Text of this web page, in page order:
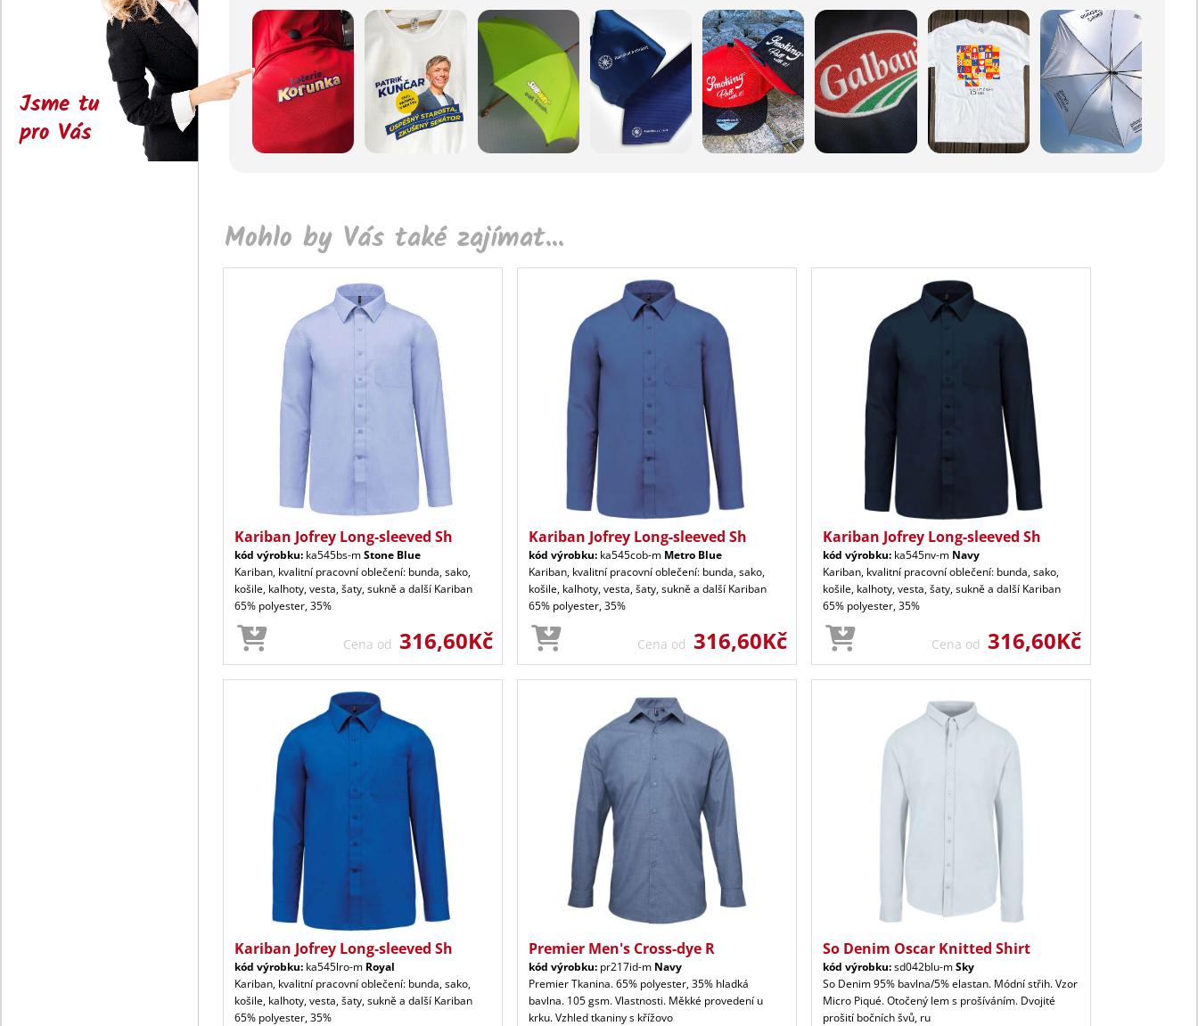
Jsme tu
pro Vás
Mohlo by Vás také zajímat...
Kariban Jofrey Long-sleeved Sh
kód výrobku: ka545bs-mStone Blue
Kariban, kvalitní pracovní oblečení: bunda, sako,
košile, kalhoty, vesta, šaty, sukně a další Kariban
65% polyester, 35%
Cena od 316,60Kč
Kariban Jofrey Long-sleeved Sh
kód výrobku: ka545cob-m Metro Blue
Kariban, kvalitní pracovní oblečení: bunda, sako,
košile, kalhoty, vesta, šaty, sukně a další Kariban
65% polyester, 35%
Cena od 316,60Kč
Kariban Jofrey Long-sleeved Sh
kód výrobku: ka545nv-m Navy
Kariban, kvalitní pracovní oblečení: bunda, sako,
košile, kalhoty, vesta, šaty, sukně a další Kariban
65% polyester, 35%
Cena od 316,60Kč
Kariban Jofrey Long-sleeved Sh
kód výrobku: ka545lro-m Royal
Kariban, kvalitní pracovní oblečení: bunda, sako,
košile, kalhoty, vesta, šaty, sukně a další Kariban
65% polyester, 35%
Premier Men's Cross-dye R
kód výrobku: pr217id-m Navy
Premier Tkanina. 65% polyester, 35% hladká
bavlna. 105 gsm. Vlastnosti. Měkké provedení u
krku. Vzhled tkaniny s křížovo
So Denim Oscar Knitted Shirt
kód výrobku:sd042blu-mSky
So Denim 95% bavlna/5% elastan. Módní střih. Vzor
Micro Piqué. Otočený lem s prošíváním. Dvojité
prošití bočních švů, ru